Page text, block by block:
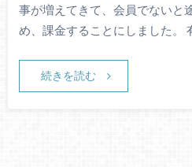
事が増えてきて、会員でないと
め、課金することにしました。
続きを読む